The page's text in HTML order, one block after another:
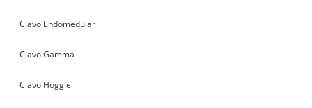
Clavo Endomedular
Clavo Gamma
Clavo Hoggie